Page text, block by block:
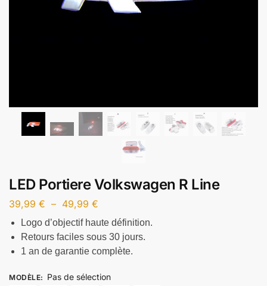
LED Portiere Volkswagen R Line
39,99 € – 49,99 €
Logo d’objectif haute définition.
Retours faciles sous 30 jours.
1 an de garantie complète.
MODÈLE: Pas de sélection